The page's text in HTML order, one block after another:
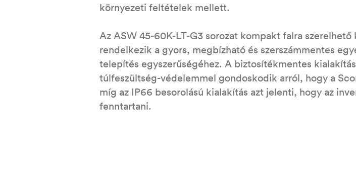
környezeti feltételek mellett.
Az ASW 45-60K-LT-G3 sorozat kompakt falra
rendelkezik a gyors, megbízható és szerszámmentes
telepítés egyszerűségéhez. A biztosítékmentes
túlfeszültség-védelemmel gondoskodik arról, hogy a
míg az IP66 besorolású kialakítás azt jelenti, hogy az
fenntartani.